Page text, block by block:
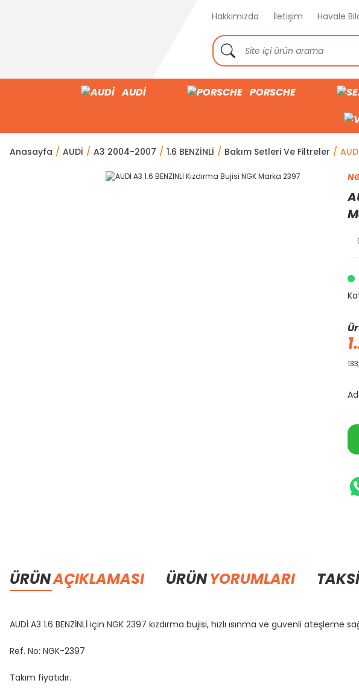
Hakkımızda İletişim Havale
AUDİ PORSCHE
Anasayfa AUDİ A3 2004-2007 1.6 BENZİNLİ Bakım Setleri Ve Filtreler
ÜRÜNAÇIKLAMASI ÜRÜNYORUMLARI
AUDİ A3 1.6 BENZİNLİ için NGK 2397 kızdırma bujisi, hızlı ısınma ve güvenli
Ref. No: NGK-2397
Takım fiyatıdır.